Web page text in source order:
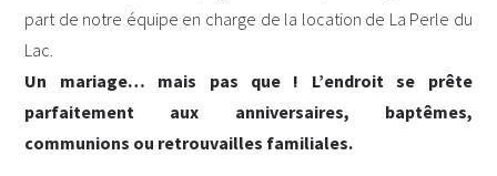
part de notre équipe en charge de la location de La Perle du
Lac.
Un mariage… mais pas que ! L’endroit se prête
parfaitement aux anniversaires, baptêmes,
communions ou retrouvailles familiales.